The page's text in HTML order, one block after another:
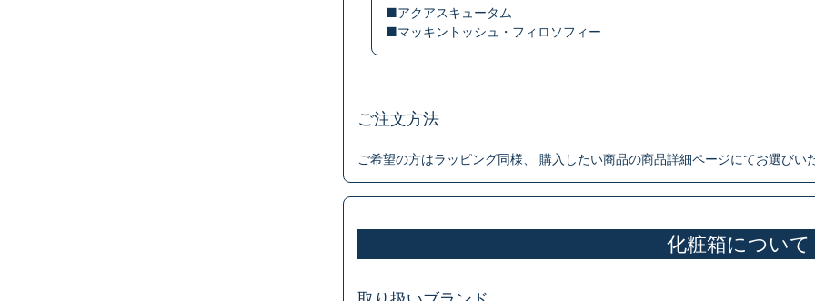
■アクアスキュータム
■マッキントッシュ・フィロソフィー
ご注文方法
ご希望の方はラッピング同様、 購入したい商品の商品詳細ページにてお選びい
化粧箱について